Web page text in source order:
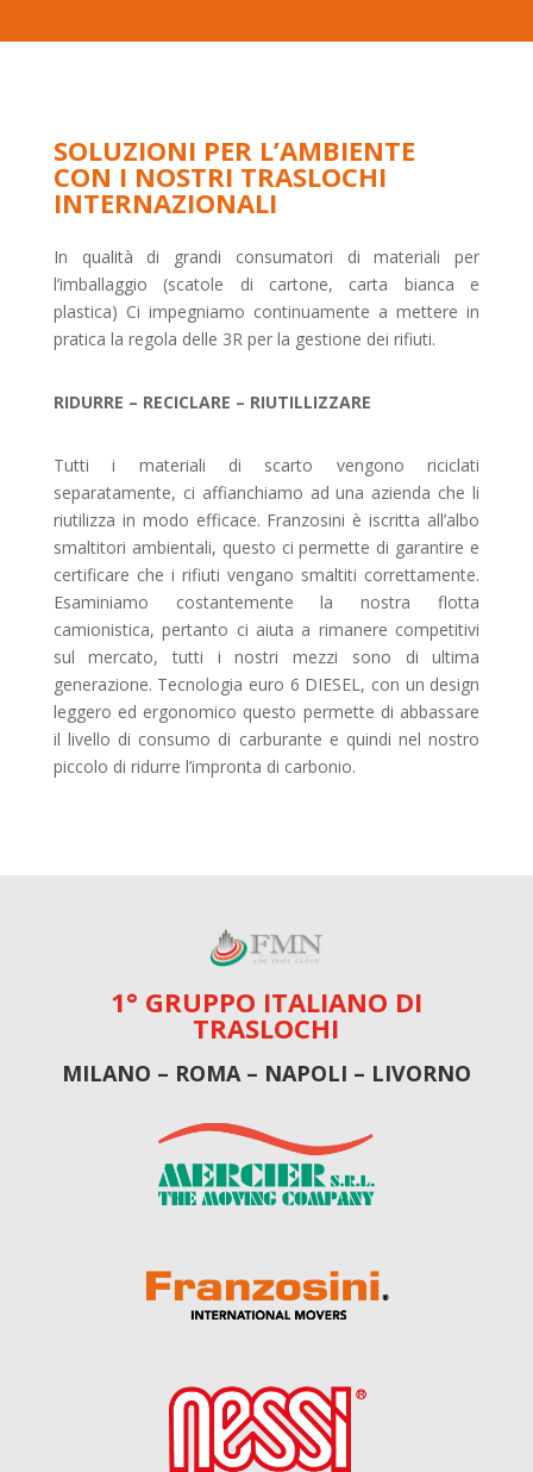
SOLUZIONI PER L’AMBIENTE
CON I NOSTRI TRASLOCHI
INTERNAZIONALI
In qualità di grandi consumatori di materiali per
l’imballaggio (scatole di cartone, carta bianca e
plastica) Ci impegniamo continuamente a mettere in
pratica la regola delle 3R per la gestione dei rifiuti.
RIDURRE – RECICLARE – RIUTILLIZZARE
Tutti i materiali di scarto vengono riciclati
separatamente, ci affianchiamo ad una azienda che li
riutilizza in modo efficace. Franzosini è iscritta all’albo
smaltitori ambientali, questo ci permette di garantire e
certificare che i rifiuti vengano smaltiti correttamente.
Esaminiamo costantemente la nostra flotta
camionistica, pertanto ci aiuta a rimanere competitivi
sul mercato, tutti i nostri mezzi sono di ultima
generazione. Tecnologia euro 6 DIESEL, con un design
leggero ed ergonomico questo permette di abbassare
il livello di consumo di carburante e quindi nel nostro
piccolo di ridurre l’impronta di carbonio.
1° GRUPPO ITALIANO DI
TRASLOCHI
MILANO – ROMA – NAPOLI – LIVORNO